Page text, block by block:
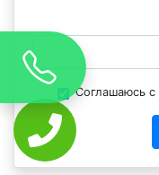
Соглашаюсь с